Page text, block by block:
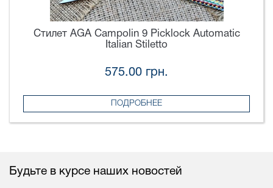
Стилет AGA Campolin 9 Picklock Automatic
Italian Stiletto
575.00 грн.
ПОДРОБНЕЕ
Будьте в курсе наших новостей